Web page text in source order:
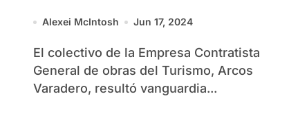
Nacional
Alexei McIntosh Jun 17, 2024
El colectivo de la Empresa Contratista
General de obras del Turismo, Arcos
Varadero, resultó vanguardia...